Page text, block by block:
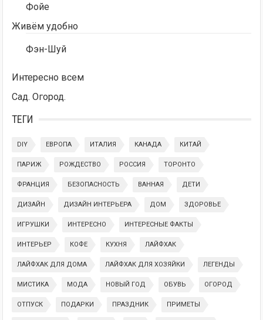
Фойе
Живём удобно
Фэн-Шуй
Интересно всем
Сад. Огород.
ТЕГИ
DIY ЕВРОПА ИТАЛИЯ КАНАДА КИТАЙ
ПАРИЖ РОЖДЕСТВО РОССИЯ ТОРОНТО
ФРАНЦИЯ БЕЗОПАСНОСТЬ ВАННАЯ ДЕТИ
ДИЗАЙН ДИЗАЙН ИНТЕРЬЕРА ДОМ ЗДОРОВЬЕ
ИГРУШКИ ИНТЕРЕСНО ИНТЕРЕСНЫЕ ФАКТЫ
ИНТЕРЬЕР КОФЕ КУХНЯ ЛАЙФХАК
ЛАЙФХАК ДЛЯ ДОМА ЛАЙФХАК ДЛЯ ХОЗЯЙКИ ЛЕГЕНДЫ
МИСТИКА МОДА НОВЫЙ ГОД ОБУВЬ ОГОРОД
ОТПУСК ПОДАРКИ ПРАЗДНИК ПРИМЕТЫ